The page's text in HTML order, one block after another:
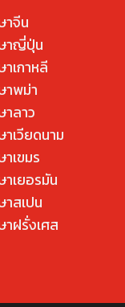
าจีน
าญี่ปุ่น
เกาหลี
าพม่า
ลาว
เวียดนาม
เขมร
เยอรมัน
สเปน
ฝรั่งเศส